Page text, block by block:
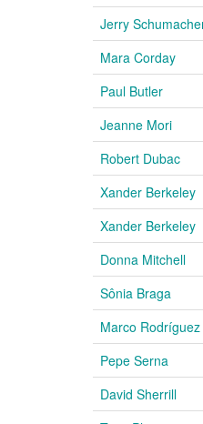
Jerry
Mara Corday
Paul Butler
Jeanne Mori
Robert Dubac
Xander Berkeley
Xander Berkeley
Donna Mitchell
Sônia Braga
Marco Rodríguez
Pepe Serna
David Sherrill